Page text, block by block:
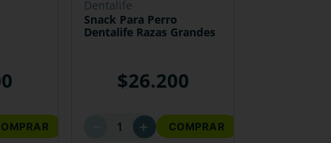
dentalife
Snack Para Perro
Dentalife Razas Grandes
$26.200
＋ COMPRAR